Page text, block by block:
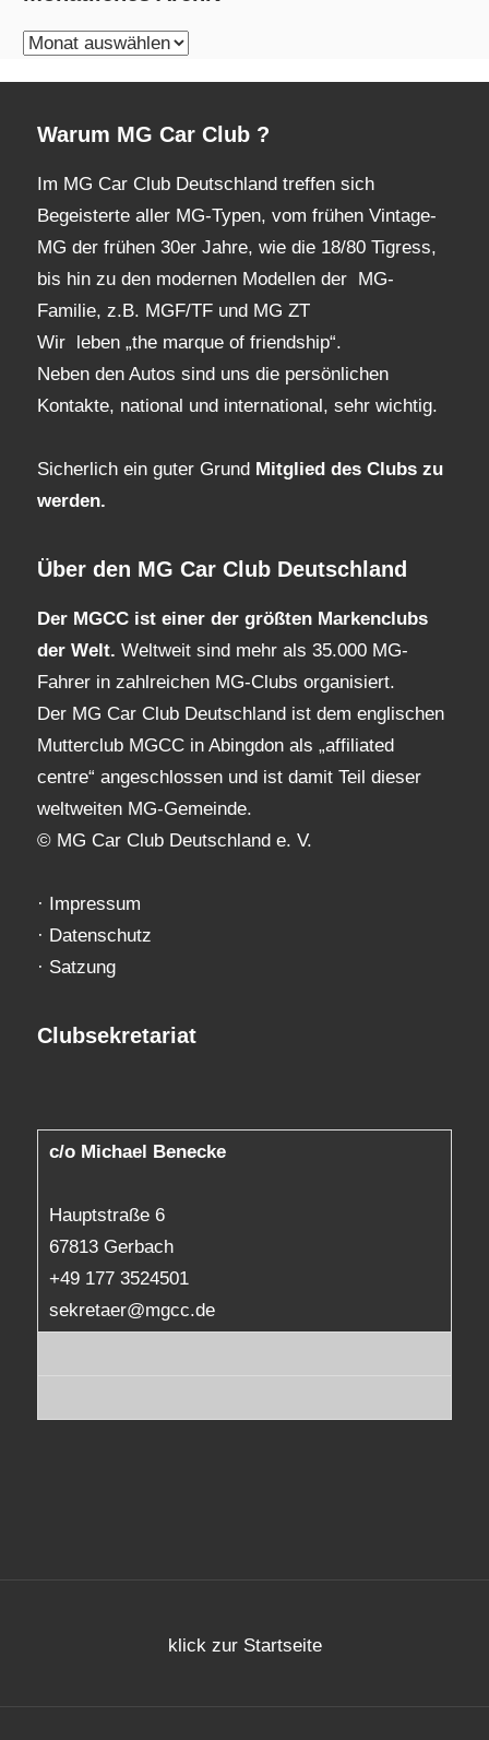
monatliches
Warum MG Car Club ?
Im MG Car Club Deutschland treffen sich
Begeisterte aller MG-Typen, vom frühen Vintage-
MG der frühen 30er Jahre, wie die 18/80 Tigress,
bis hin zu den modernen Modellen der MG-
Familie, z.B. MGF/TF und MG ZT
Wir leben „the marque of friendship“.
Neben den Autos sind uns die persönlichen
Kontakte, national und international, sehr wichtig.
Sicherlich ein guter Grund Mitglied des Clubs zu
werden.
Über den MG Car Club Deutschland
Der MGCC ist einer der größten Markenclubs
der Welt. Weltweit sind mehr als 35.000 MG-
Fahrer in zahlreichen MG-Clubs organisiert.
Der MG Car Club Deutschland ist dem englischen
Mutterclub MGCC in Abingdon als „affiliated
centre“ angeschlossen und ist damit Teil dieser
weltweiten MG-Gemeinde.
© MG Car Club Deutschland e. V.
·
Impressum
· Datenschutz
· Satzung
Clubsekretariat
c/o Michael Benecke
Hauptstraße 6
67813 Gerbach
+49 177 3524501
sekretaer@mgcc.de
klick zur Startseite